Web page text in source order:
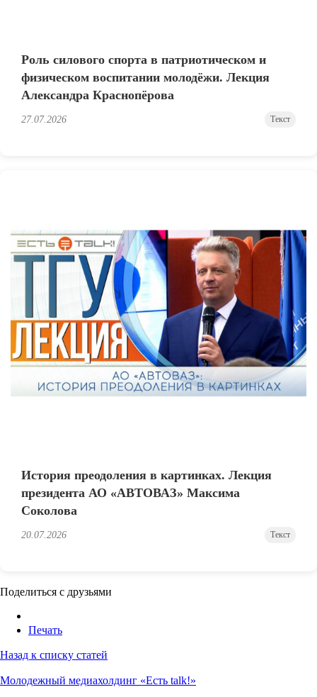
Роль силового спорта в патриотическом и
физическом воспитании молодёжи. Лекция
Александра Краснопёрова
27.07.2026 Текст
История преодоления в картинках. Лекция
президента АО «АВТОВАЗ» Максима
Соколова
20.07.2026 Текст
Поделиться с друзьями
Печать
Назад к списку статей
Молодежный медиахолдинг «Есть talk!»